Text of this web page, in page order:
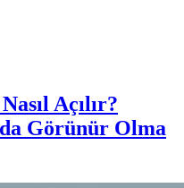
Açılır?
Görünür Olma